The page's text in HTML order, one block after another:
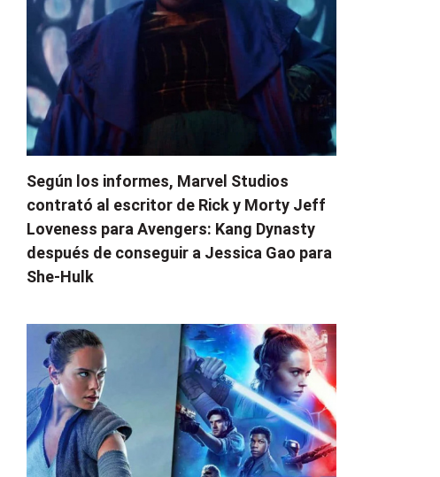
Según los informes, Marvel Studios
contrató al escritor de Rick y Morty Jeff
Loveness para Avengers: Kang Dynasty
después de conseguir a Jessica Gao para
She-Hulk